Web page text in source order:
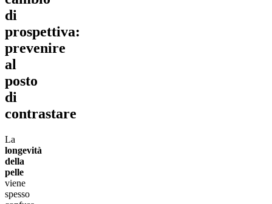
di
prospettiva:
prevenire
al
posto
di
contrastare
La
longevità
della
pelle
viene
spesso